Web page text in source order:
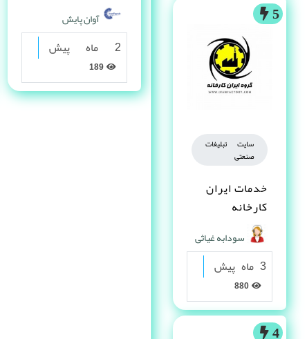
5
سایت تبلیغات
صنعتی
خدمات ایران
کارخانه
سودابه غیاثی
3 ماه پیش
4
آوان پایش
2 ماه پیش